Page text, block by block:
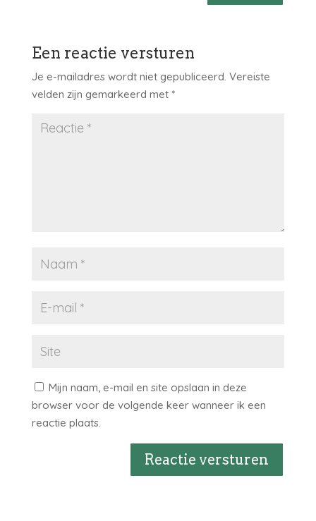
Een reactie versturen
Je e-mailadres wordt niet gepubliceerd. Vereiste
velden zijn gemarkeerd met *
Mijn naam, e-mail en site opslaan in deze
browser voor de volgende keer wanneer ik een
reactie plaats.
Reactie versturen